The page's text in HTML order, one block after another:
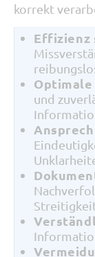
korrekt
Effizienz
Optimale
und